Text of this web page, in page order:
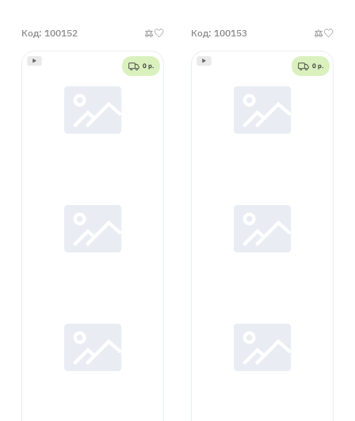
Код: 100152
0 р.
Код: 100153
0 р.